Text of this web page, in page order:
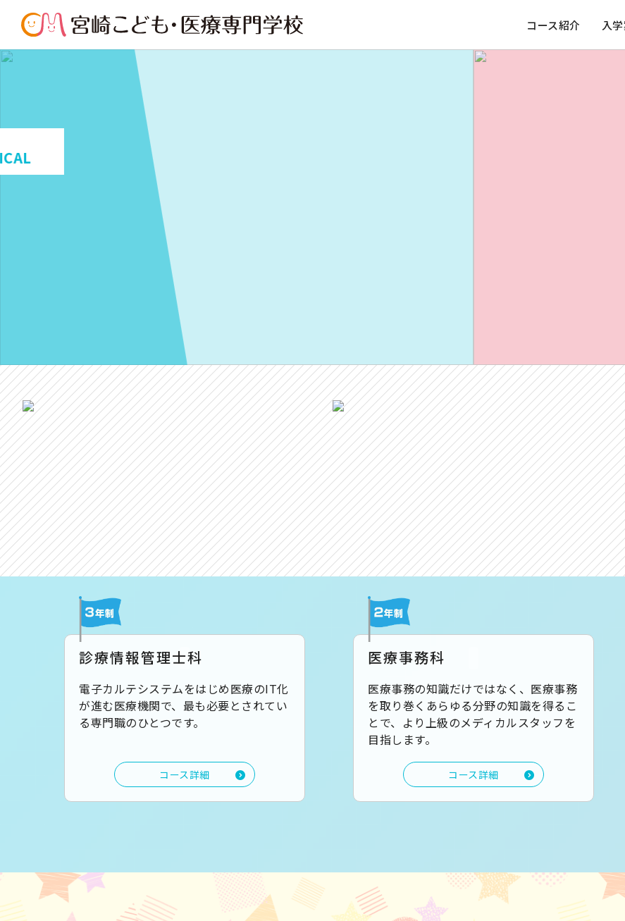
コース紹介 入
医療 MEDICAL
診療情報管理士科
電子カルテシステムをはじめ医療のIT化
が進む医療機関で、最も必要とされてい
る専門職のひとつです。
コース詳細
医療事務科
医療事務の知識だけではなく、医療事務
を取り巻くあらゆる分野の知識を得るこ
とで、より上級のメディカルスタッフを
目指します。
コース詳細